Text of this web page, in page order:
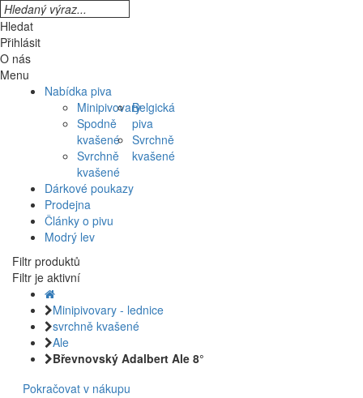
Hledat
Přihlásit
O nás
Menu
Nabídka piva
Minipivovary
Spodně
kvašené
Svrchně
kvašené
Belgická
piva
Svrchně
kvašené
Dárkové poukazy
Prodejna
Články o pivu
Modrý lev
Filtr produktů
Filtr je aktivní
Minipivovary - lednice
svrchně kvašené
Ale
Břevnovský Adalbert Ale 8°
Pokračovat v nákupu